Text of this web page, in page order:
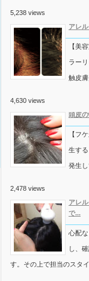
5,238 views
アレ
【美
ラー
触皮膚
4,630 views
頭皮
【フ
生す
発生し
2,478 views
アレ
で...
心配
し、
す。その上で担当のスタ